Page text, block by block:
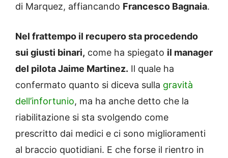
di Marquez, affiancando Francesco Bagnaia.
Nel frattempo il recupero sta procedendo
sui giusti binari, come ha spiegato il manager
del pilota Jaime Martinez. Il quale ha
confermato quanto si diceva sulla gravità
dell’infortunio, ma ha anche detto che la
riabilitazione si sta svolgendo come
prescritto dai medici e ci sono miglioramenti
al braccio quotidiani. E che forse il rientro in